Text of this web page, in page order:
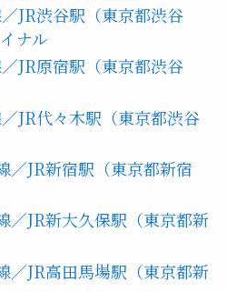
JR渋谷駅（東京都渋谷
ナル
JR原宿駅（東京都渋谷
JR代々木駅（東京都渋谷
JR新宿駅（東京都新宿
JR新大久保駅（東京都新
JR高田馬場駅（東京都新